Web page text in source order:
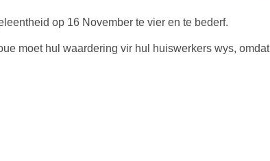
op 16 November te vier en te bederf.
moet hul waardering vir hul huiswerkers wys, omdat